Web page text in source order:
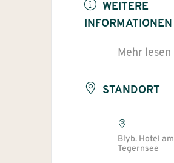
WEITERE
INFORMATIONEN
Mehr lesen
STANDORT
Blyb. Hotel am
Tegernsee